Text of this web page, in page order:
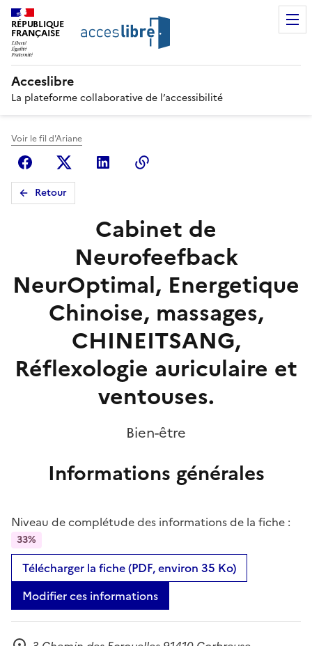
RÉPUBLIQUE
FRANÇAISE
Acceslibre
La plateforme collaborative de l’accessibilité
Voir le fil d'Ariane
FacebookX (anciennement Twitter)
Linkedin
Retour
Cabinet de
Neurofeefback
NeurOptimal, Energetique
Chinoise, massages,
CHINEITSANG,
Réflexologie auriculaire et
ventouses.
Bien-être
Informations générales
Niveau de complétude des informations de la fiche :
33%
Télécharger la fiche (PDF, environ 35 Ko)
Modifier ces informations